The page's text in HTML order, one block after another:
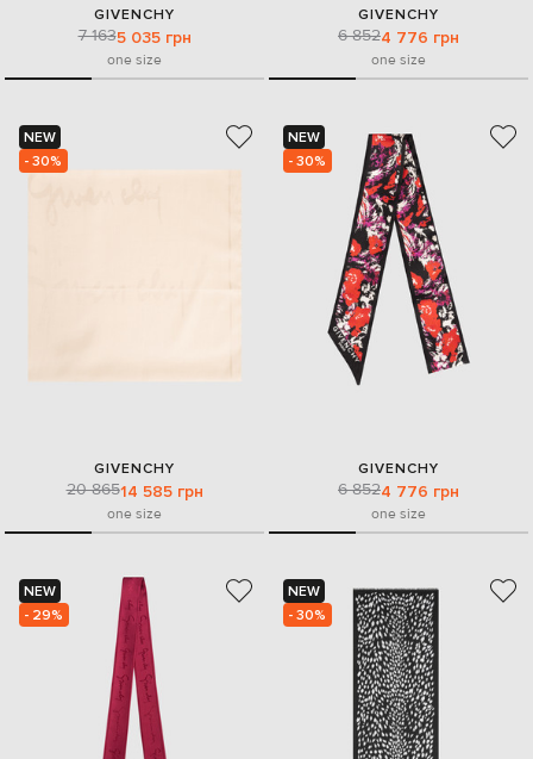
GIVENCHY
7 1635 035 грн
one size
GIVENCHY
6 8524 776 грн
one size
NEW
- 30%
GIVENCHY
20 86514 585 грн
one size
NEW
- 30%
GIVENCHY
6 8524 776 грн
one size
NEW
- 29%
NEW
- 30%